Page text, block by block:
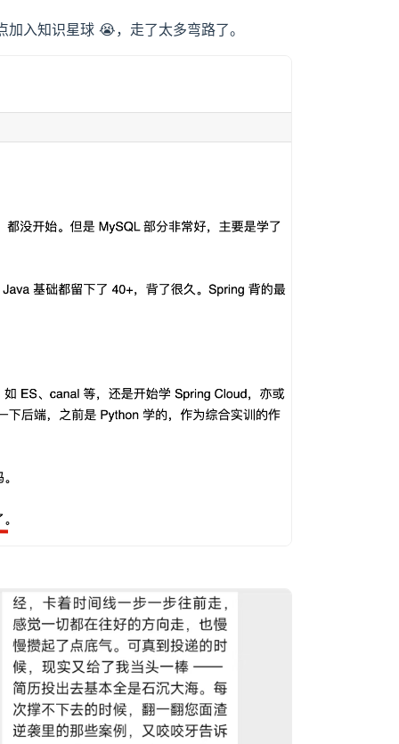
入知识星球 😭，走了太多弯路了。